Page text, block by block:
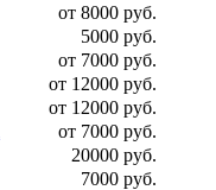
от 8000 руб.
5000 руб.
от 7000 руб.
от 12000 руб.
от 12000 руб.
от 7000 руб.
20000 руб.
7000 руб.